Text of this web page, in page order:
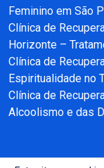
Feminino em São
Clínica de
Horizonte –
Clínica de
Espiritualidade no
Clínica de
Alcoolismo e das